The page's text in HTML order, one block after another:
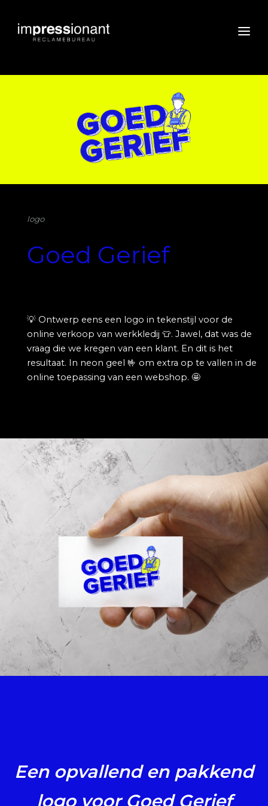
Referenties
Klanten
Wat
Marketing
logo
Goed Gerief
💡 Ontwerp eens een logo in tekenstijl voor de
online verkoop van werkkledij 👕. Jawel, dat was de
vraag die we kregen van een klant. En dit is het
resultaat. In neon geel 🤟 om extra op te vallen in de
online toepassing van een webshop. 🤩
Een opvallend en pakkend
logo voor Goed Gerief